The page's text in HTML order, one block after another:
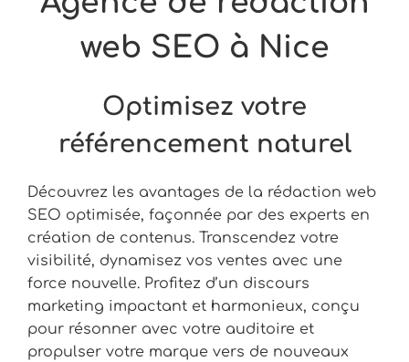
web SEO à Nice
Optimisez votre
référencement naturel
Découvrez les avantages de la rédaction web
SEO optimisée, façonnée par des experts en
création de contenus. Transcendez votre
visibilité, dynamisez vos ventes avec une
force nouvelle. Profitez d’un discours
marketing impactant et harmonieux, conçu
pour résonner avec votre auditoire et
propulser votre marque vers de nouveaux